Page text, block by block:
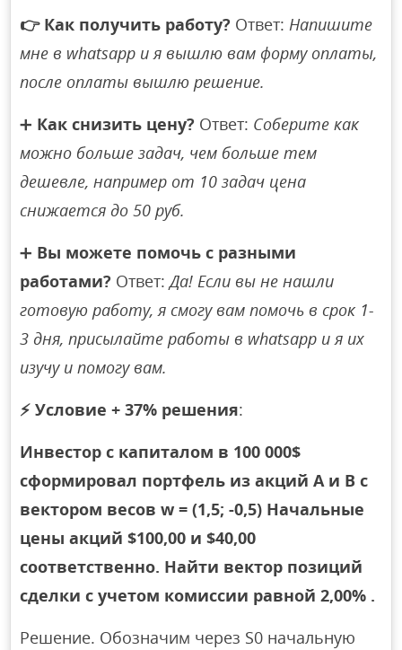
👉 Как получить работу? Ответ:Напишите
мне в whatsapp и я вышлю вам форму оплаты,
после оплаты вышлю решение.
➕ Как снизить цену? Ответ: Соберите как
можно больше задач, чем больше тем
дешевле, например от 10 задач цена
снижается до 50 руб.
➕ Вы можете помочь с разными
работами? Ответ:Да! Если вы не нашли
готовую работу, я смогу вам помочь в срок 1-
3 дня, присылайте работы в whatsapp и я их
изучу и помогу вам.
⚡ Условие + 37% решения:
Инвестор с капиталом в 100 000$
сформировал портфель из акций A и B с
вектором весов w = (1,5; -0,5) Начальные
цены акций $100,00 и $40,00
соответственно. Найти вектор позиций
сделки с учетом комиссии равной 2,00% .
Решение. Обозначим через S0 начальную